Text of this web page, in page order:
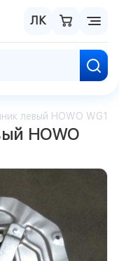
ЛК
левый HOWO
HOWO